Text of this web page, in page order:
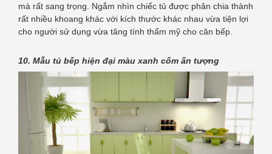
mà rất sang trọng. Ngắm nhìn chiếc tủ được phân chia thành
rất nhiều khoang khác với kích thước khác nhau vừa tiện lợi
cho người sử dụng vừa tăng tính thẩm mỹ cho căn bếp.
10. Mẫu tủ bếp hiện đại màu xanh cốm ấn tượng